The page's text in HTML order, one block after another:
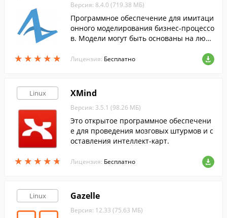
★ ★ ★ ★ ★
★ ★ ★ ★ ★
Версия: 8.4.0 (719.38 МБ)
Программное обеспечение для имитаци
онного моделирования бизнес-процессо
в. Модели могут быть основаны на любо
моделирования.
Лицензия: Бесплатно
Linux
★ ★ ★ ★ ★
★ ★ ★ ★ ★
XMind
Версия: 3.5.1 (98.26 МБ)
Это открытое программное обеспечени
е для проведения мозговых штурмов и с
оставления интеллект-карт.
Лицензия: Бесплатно
Linux Gazelle
Версия: 12.33 (75.63 МБ)